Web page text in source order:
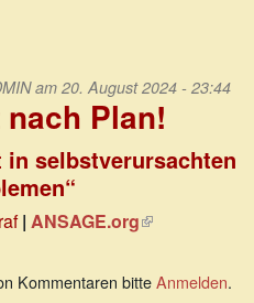
am 20. August 2024 - 23:44
Plan!
selbstverursachten
| ANSAGE.org(Link
Kommentaren bitteAnmelden.